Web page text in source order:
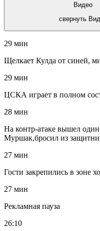
Видео
свернуть
29 мин
Щелкает Кулда от синей,
29 мин
ЦСКА играет в полном
28 мин
На контр-атаке вышел
Муршак,бросил из
27 мин
Гости закрепились в зоне
27 мин
Рекламная пауза
26:10